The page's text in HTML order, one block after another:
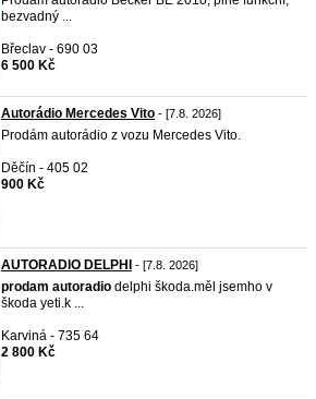
bezvadný ...
Břeclav - 690 03
6 500 Kč
Autorádio Mercedes Vito - [7.8. 2026]
Prodám autorádio z vozu Mercedes Vito.
Děčín - 405 02
900 Kč
AUTORADIO DELPHI - [7.8. 2026]
prodam autoradio delphi škoda.měl jsemho v
škoda yeti.k ...
Karviná - 735 64
2 800 Kč